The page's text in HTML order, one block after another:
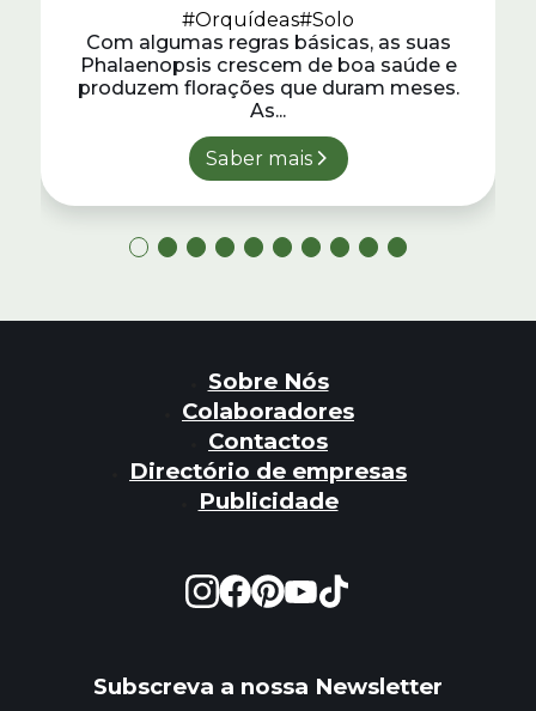
#Orquídeas#Solo
Com algumas regras básicas, as suas
Phalaenopsis crescem de boa saúde e
produzem florações que duram meses.
As...
Saber mais
Sobre Nós
Colaboradores
Contactos
Directório de empresas
Publicidade
Subscreva a nossa Newsletter